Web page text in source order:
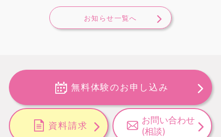
お知らせ一覧へ
無料体験のお申し込み
資料請求
お問い合わせ
(相談)